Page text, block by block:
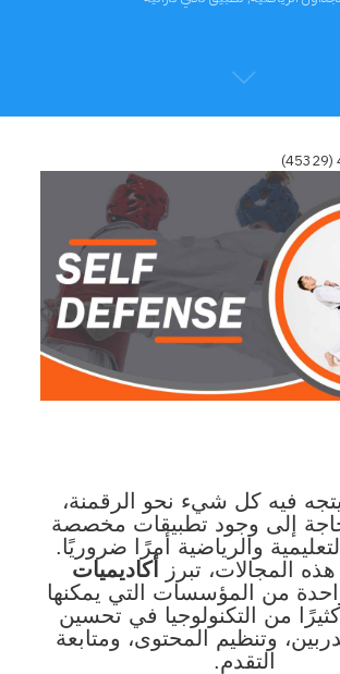
(
45329
)
فيه كل شيء نحو الرقمنة،
إلى وجود تطبيقات مخصصة
والرياضية أمرًا ضروريًا.
المجالات، تبرز
أكاديميات
من المؤسسات التي يمكنها
كثيرًا من التكنولوجيا في تحسين
وتنظيم المحتوى، ومتابعة
التقدم.